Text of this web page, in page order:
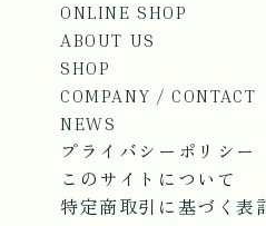
ONLINE SHOP
ABOUT US
SHOP
COMPANY / CONTACT
NEWS
プライバシーポリシー
このサイトについて
特定商取引に基づく表